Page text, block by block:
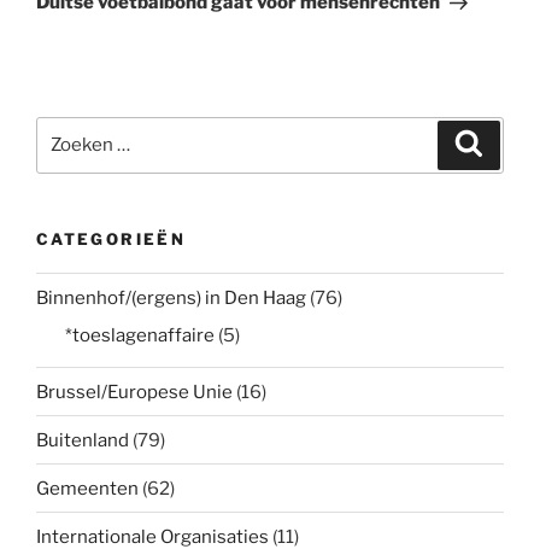
naar:
CATEGORIEËN
Binnenhof/(ergens) in Den Haag (76)
*toeslagenaffaire (5)
Brussel/Europese Unie (16)
Buitenland (79)
Gemeenten (62)
Internationale Organisaties (11)